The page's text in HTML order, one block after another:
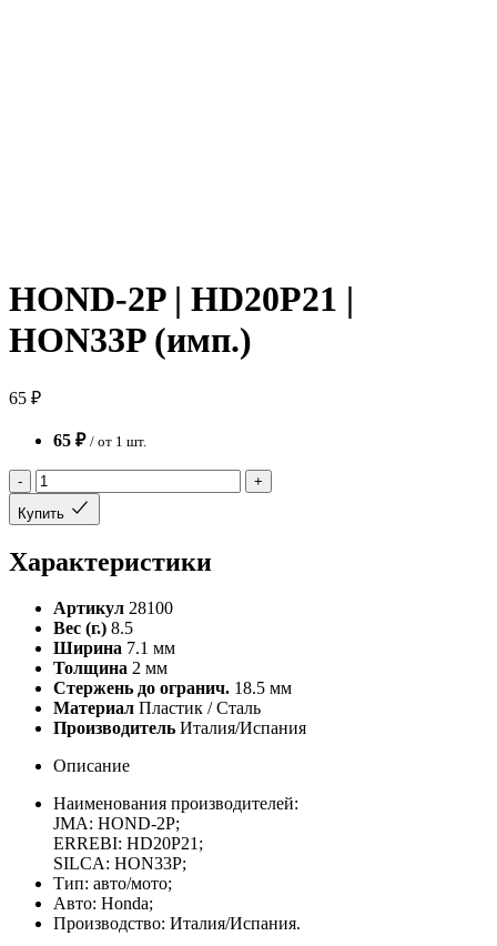
HOND-2P | HD20P21 |
HON33P (имп.)
65 ₽
65 ₽ / от 1 шт.
-
+
Купить
Характеристики
Артикул 28100
Вес (г.) 8.5
Ширина 7.1 мм
Толщина 2 мм
Стержень до огранич. 18.5 мм
Материал Пластик / Сталь
Производитель Италия/Испания
Описание
Наименования производителей:
JMA: HOND-2P;
ERREBI: HD20P21;
SILCA: HON33P;
Тип: авто/мото;
Авто: Honda;
Производство: Италия/Испания.